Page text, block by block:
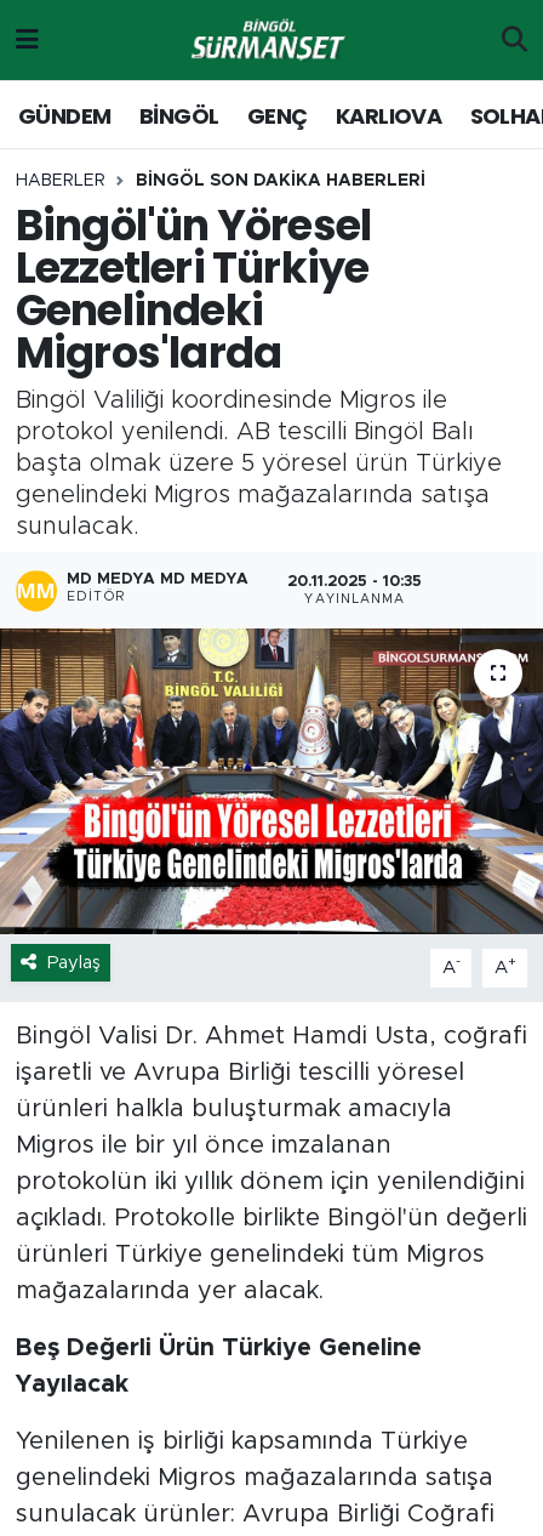
GÜNDEM BİNGÖL GENÇ KARLIOVA
HABERLER BİNGÖL SON DAKİKA HABERLERİ
Bingöl'ün Yöresel
Lezzetleri Türkiye
Genelindeki
Migros'larda
Bingöl Valiliği koordinesinde Migros ile
protokol yenilendi. AB tescilli Bingöl Balı
başta olmak üzere 5 yöresel ürün Türkiye
genelindeki Migros mağazalarında satışa
sunulacak.
MD MEDYA MD MEDYA
EDITÖR
20.11.2025 - 10:35
YAYINLANMA
Paylaş A- A+
Bingöl Valisi Dr. Ahmet Hamdi Usta, coğrafi
işaretli ve Avrupa Birliği tescilli yöresel
ürünleri halkla buluşturmak amacıyla
Migros ile bir yıl önce imzalanan
protokolün iki yıllık dönem için yenilendiğini
açıkladı. Protokolle birlikte Bingöl'ün değerli
ürünleri Türkiye genelindeki tüm Migros
mağazalarında yer alacak.
Beş Değerli Ürün Türkiye Geneline
Yayılacak
Yenilenen iş birliği kapsamında Türkiye
genelindeki Migros mağazalarında satışa
sunulacak ürünler: Avrupa Birliği Coğrafi
Genç
Solhan
Karlıova
Adaklı-Kiğı
Yayladere-Yedisu
MD Prestij Dergisi
Siyaset
Spor
Yaşam
Sağlık
Eğitim
Ekonomi
Hava Durumu
Tavz Der
Merkez Hava Durumu
Merkez Trafik Yoğunluk Haritası
Süper Lig Puan Durumu ve Fikstür
Tüm Manşetler
Son Dakika Haberleri
Haber Arşivi